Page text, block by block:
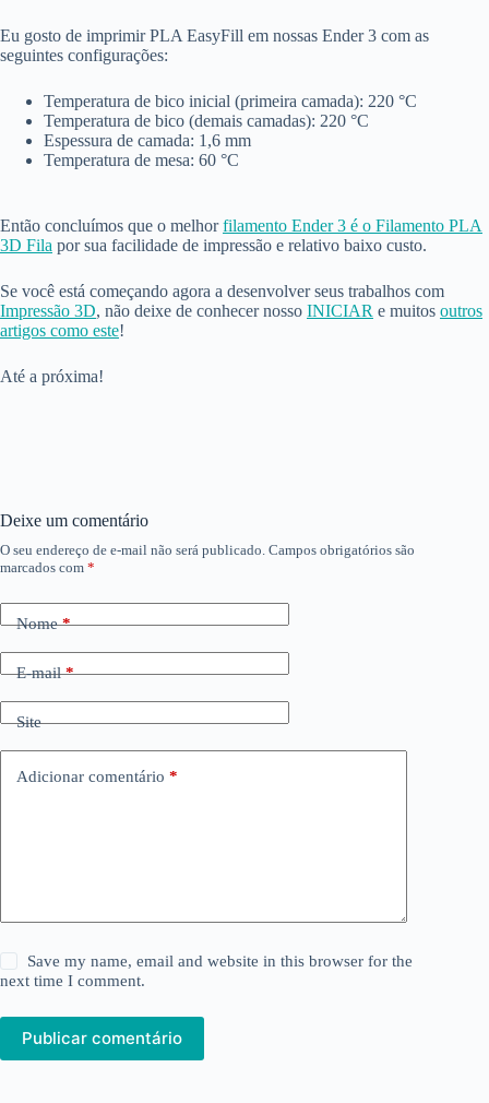
Eu gosto de imprimir PLA EasyFill em nossas Ender 3 com as
seguintes configurações:
Temperatura de bico inicial (primeira camada): 220 °C
Temperatura de bico (demais camadas): 220 °C
Espessura de camada: 1,6 mm
Temperatura de mesa: 60 °C
Então concluímos que o melhorfilamento Ender 3 é o Filamento PLA
3D Fila por sua facilidade de impressão e relativo baixo custo.
Se você está começando agora a desenvolver seus trabalhos com
Impressão 3D, não deixe de conhecer nosso INICIAR e muitos outros
artigos como este!
Até a próxima!
Deixe um comentário
O seu endereço de e-mail não será publicado. Campos obrigatórios são
marcados com *
Nome*
E-mail*
Site
Adicionar comentário *
Save my name, email and website in this browser for the
next time I comment.
Publicar comentário